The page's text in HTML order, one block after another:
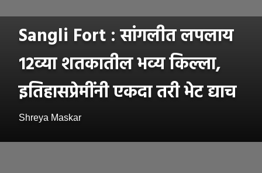
Sangli Fort : सांगलीत लपलाय
१२व्या शतकातील भव्य किल्ला,
इतिहासप्रेमींनी एकदा तरी भेट द्याच
Shreya Maskar